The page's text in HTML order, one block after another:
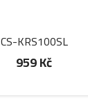
CS-KRS100SL
959 Kč